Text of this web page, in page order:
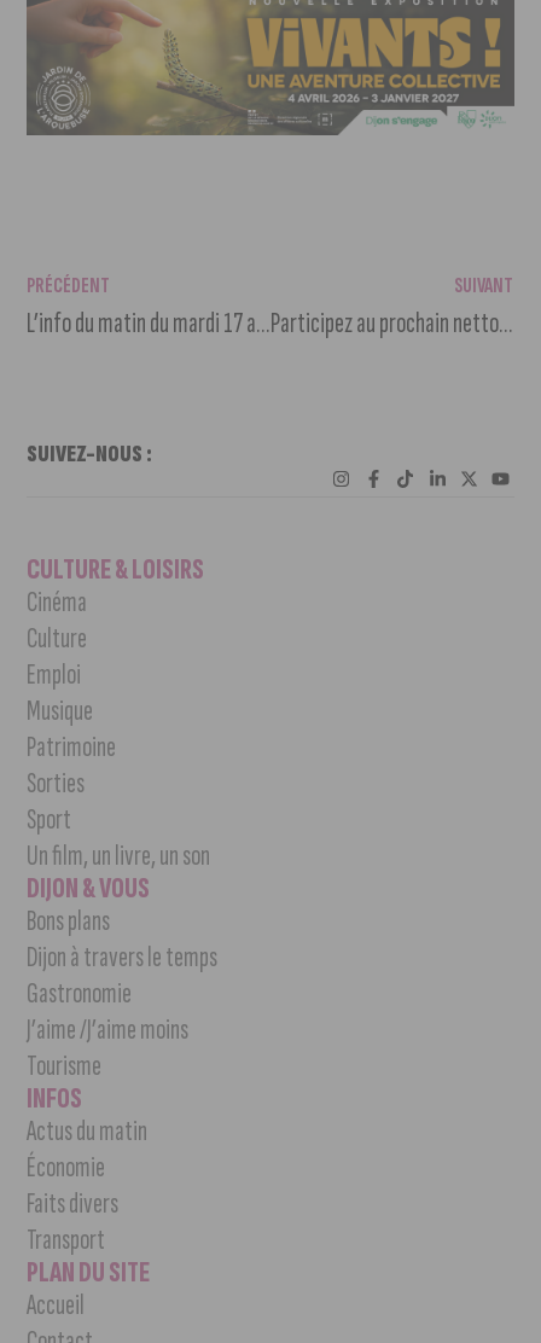
PRÉCÉDENT
L’info du matin du mardi 17 août 2021
SUIVANT
Participez au prochain nettoyage citoyen du lac Kir
SUIVEZ-NOUS :
CULTURE & LOISIRS
Cinéma
Culture
Emploi
Musique
Patrimoine
Sorties
Sport
Un film, un livre, un son
DIJON & VOUS
Bons plans
Dijon à travers le temps
Gastronomie
J’aime /J’aime moins
Tourisme
INFOS
Actus du matin
Économie
Faits divers
Transport
PLAN DU SITE
Accueil